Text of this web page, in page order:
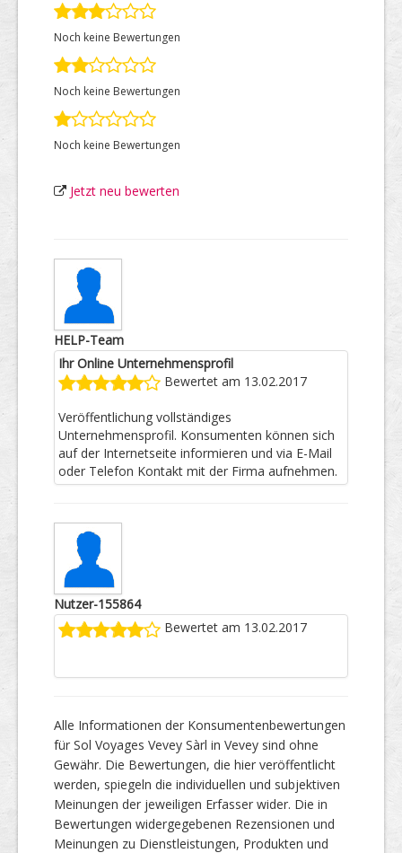
Über uns
Noch keine Bewertungen
Noch keine Bewertungen
Noch keine Bewertungen
Jetzt neu bewerten
HELP-Team
Ihr Online Unternehmensprofil
Bewertet am 13.02.2017
Veröffentlichung vollständiges
Unternehmensprofil. Konsumenten können sich
auf der Internetseite informieren und via E-Mail
oder Telefon Kontakt mit der Firma aufnehmen.
Nutzer-155864
Bewertet am 13.02.2017
Alle Informationen der Konsumentenbewertungen
für Sol Voyages Vevey Sàrl in Vevey sind ohne
Gewähr. Die Bewertungen, die hier veröffentlicht
werden, spiegeln die individuellen und subjektiven
Meinungen der jeweiligen Erfasser wider. Die in
Bewertungen widergegebenen Rezensionen und
Meinungen zu Dienstleistungen, Produkten und